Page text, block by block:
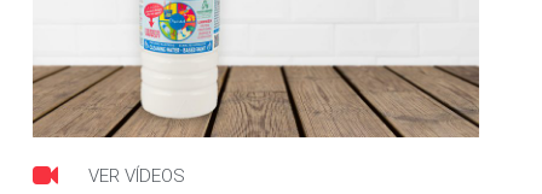
VER VÍDEOS